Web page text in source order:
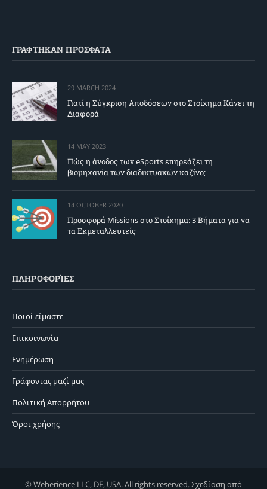
ΓΡΑΦΤΗΚΑΝ ΠΡΟΣΦΑΤΑ
29 MARCH 2024
Γιατί η Σύγκριση Αποδόσεων στο Στοίχημα Κάνει τη
Διαφορά
14 MAY 2023
Πώς η άνοδος των eSports επηρεάζει τη
βιομηχανία των διαδικτυακών καζίνο;
14 OCTOBER 2020
Προσφορά Missions στο Στοίχημα: 3 Βήματα για να
τα Εκμεταλλευτείς
ΠΛΗΡΟΦΟΡΊΕΣ
Ποιοί είμαστε
Επικοινωνία
Ενημέρωση
Γράφοντας μαζί μας
Πολιτική Απορρήτου
Όροι χρήσης
© Weberience LLC, DE, USA. All rights reserved. Σχεδίαση από